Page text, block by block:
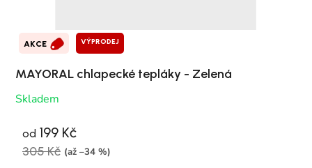
AKCE VÝPRODEJ
MAYORAL chlapecké tepláky - Zelená
Skladem
od 199 Kč
305 Kč (až –34 %)